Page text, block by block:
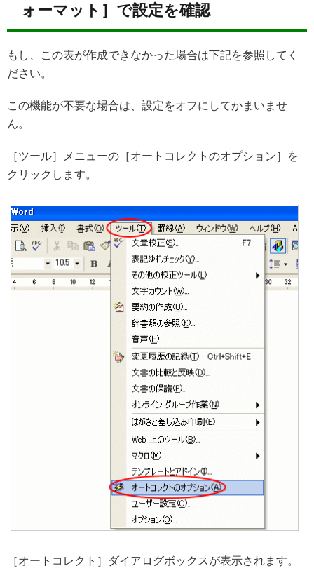
ォーマット］で設定を確認
もし、この表が作成できなかった場合は下記を参照してく
ださい。
この機能が不要な場合は、設定をオフにしてかまいませ
ん。
［ツール］メニューの［オートコレクトのオプション］を
クリックします。
［オートコレクト］ダイアログボックスが表示されます。